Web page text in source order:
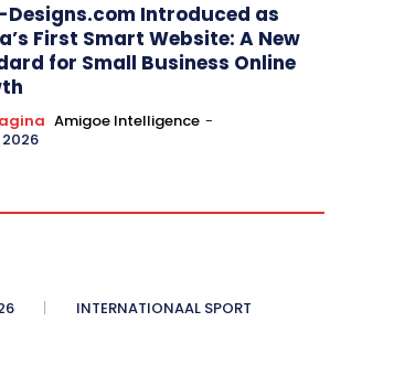
Introduced as
First Smart Website: A New
for Small Business Online
Amigoe Intelligence -
INTERNATIONAAL SPORT